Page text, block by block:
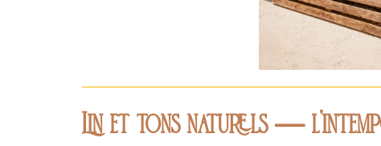
Lin et tons naturels—